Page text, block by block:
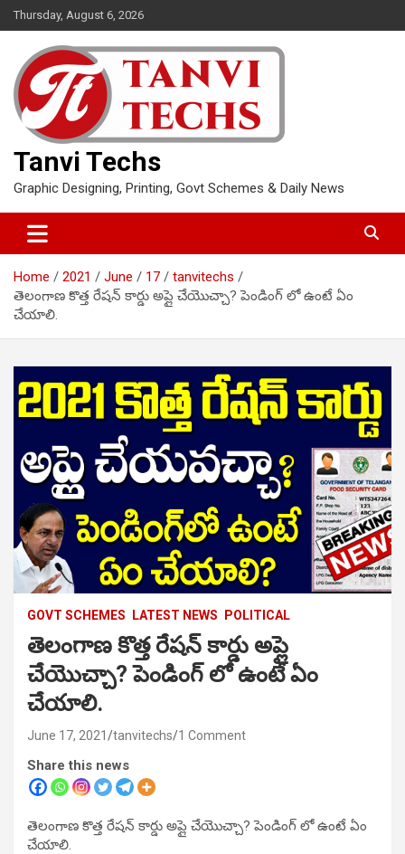
Skip
to
content
Thursday, August 6, 2026
Tanvi Techs
Graphic Designing, Printing, Govt Schemes & Daily News
Home 2021 June 17
tanvitechs
తెలంగాణ కొత్త రేషన్ కార్డు అప్లై చేయొచ్చా? పెండింగ్ లో ఉంటే ఏం
చేయాలి.
GOVT SCHEMES LATEST NEWS POLITICAL
తెలంగాణ కొత్త రేషన్ కార్డు అప్లై
చేయొచ్చా? పెండింగ్ లో ఉంటే ఏం
చేయాలి.
June 17, 2021 tanvitechs 1 Comment
Share this news
తెలంగాణ కొత్త రేషన్ కార్డు అప్లై చేయొచ్చా? పెండింగ్ లో ఉంటే ఏం
చేయాలి.